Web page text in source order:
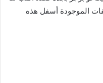
الموجودة أسفل هذه